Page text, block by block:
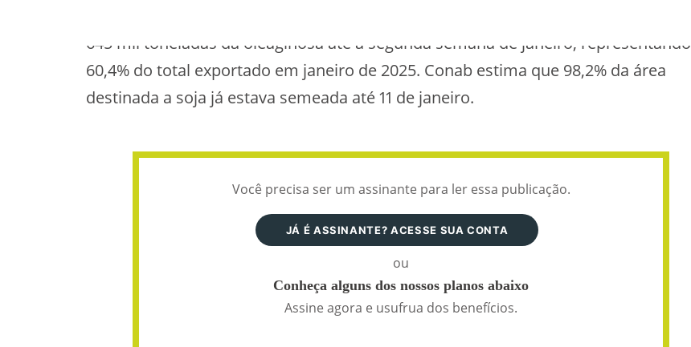
645 mil toneladas da oleaginosa até a segunda semana de janeiro, representando
60,4% do total exportado em janeiro de 2025. Conab estima que 98,2% da área
destinada a soja já estava semeada até 11 de janeiro.
Você precisa ser um assinante para ler essa publicação.
JÁ É ASSINANTE? ACESSE SUA CONTA
ou
Conheça alguns dos nossos planos abaixo
Assine agora e usufrua dos benefícios.